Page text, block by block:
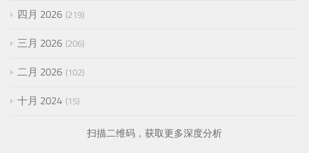
四月 2026 219
三月 2026 206
二月 2026 102
十月 2024 15
扫描二维码，获取更多深度分析